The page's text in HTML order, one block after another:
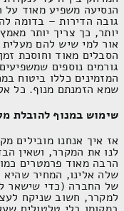
הנסיעה משפיע מאוד על
גובה הדירות – בדומה
יותר, כך צריך יותר
אור למי שיש להם
הסבלים מאוד וחוסכת
גורמים נוספים
המזמינים כללו ביטוח
שמא הזמנתם מנוף. כל
שימוש במנוף להובלת
אז איך אנחנו מובילים
לנו את המקרר, ושאין
הרבה מאוד פרמטרים
שלה אלינו, המחיר שהיא
של החברה (כדי שישאר
למקרר, חשוב שניקח